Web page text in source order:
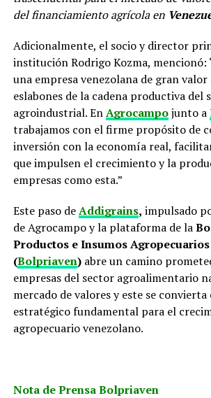
del financiamiento agrícola en
Adicionalmente, el socio y director
institución Rodrigo Kozma, mencionó:
una empresa venezolana de gran
eslabones de la cadena productiva del
agroindustrial. EnAgrocampojunto a
trabajamos con el firme propósito de
inversión con la economía real,
que impulsen el crecimiento y la
empresas como esta.”
Este paso deAddigrains, impulsado
de Agrocampo y la plataforma de la
Productos e Insumos
(Bolpriaven)abre un camino
empresas del sector agroalimentario
mercado de valores y este se
estratégico fundamental para el
agropecuario venezolano.
Nota de Prensa Bolpriaven